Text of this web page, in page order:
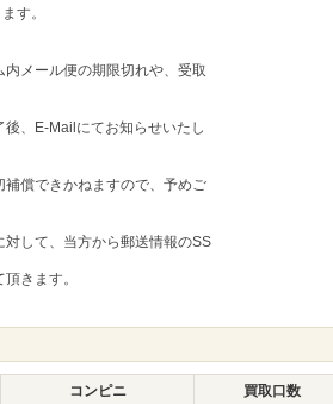
す。
メール便の期限切れや、受取
、E-Mailにてお知らせいたし
償できかねますので、予めご
して、当方から郵送情報のSS
きます。
コンピニ
買取口数